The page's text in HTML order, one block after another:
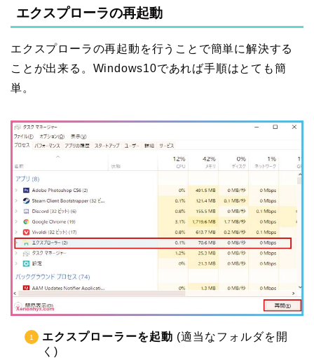
エクスプローラの再起動
エクスプローラの再起動を行うことで簡単に解決する
ことが出来る。Windows10であれば手順はとても簡
単。
エクスプローラーを起動 (適当なフォルダを開
く)